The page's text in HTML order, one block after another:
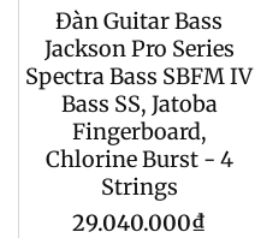
Đàn Guitar Bass
Jackson Pro Series
Spectra Bass SBFM IV
Bass SS, Jatoba
Fingerboard,
Chlorine Burst - 4
Strings
Giá
29.040.000₫